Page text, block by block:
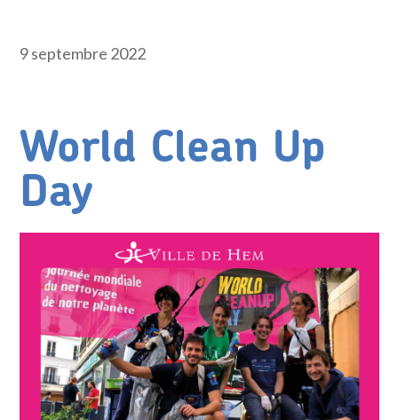
9 septembre 2022
World Clean Up
Day